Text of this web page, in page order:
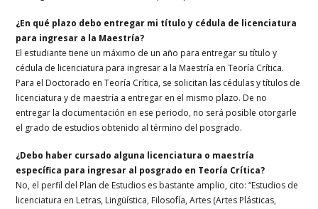
¿En qué plazo debo entregar mi título y cédula de licenciatura
para ingresar a la Maestría?
El estudiante tiene un máximo de un año para entregar su título y
cédula de licenciatura para ingresar a la Maestría en Teoría Crítica.
Para el Doctorado en Teoría Crítica, se solicitan las cédulas y títulos de
licenciatura y de maestría a entregar en el mismo plazo. De no
entregar la documentación en ese periodo, no será posible otorgarle
el grado de estudios obtenido al término del posgrado.
¿Debo haber cursado alguna licenciatura o maestría
específica para ingresar al posgrado en Teoría Crítica?
No, el perfil del Plan de Estudios es bastante amplio, cito: “Estudios de
licenciatura en Letras, Lingüística, Filosofía, Artes (Artes Plásticas,